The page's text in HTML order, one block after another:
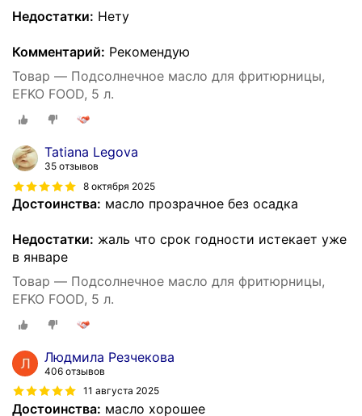
Недостатки: Нету
Комментарий: Рекомендую
Товар — Подсолнечное масло для фритюрницы,
EFKO FOOD, 5 л.
Tatiana Legova
35 отзывов
8 октября 2025
Достоинства: масло прозрачное без осадка
Недостатки: жаль что срок годности истекает уже
в январе
Товар — Подсолнечное масло для фритюрницы,
EFKO FOOD, 5 л.
Людмила Резчекова
406 отзывов
11 августа 2025
Достоинства: масло хорошее